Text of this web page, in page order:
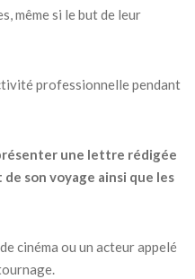
même si le but de leur
professionnelle pendant
une lettre rédigée
son voyage ainsi que les
cinéma ou un acteur appelé